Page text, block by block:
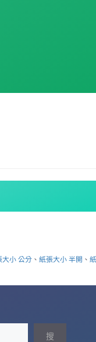
大小 公分 、紙張大小 半開 、
搜